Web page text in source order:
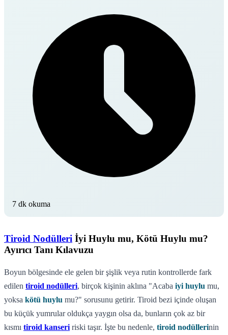
7 dk okuma
Tiroid Nodülleri İyi Huylu mu, Kötü Huylu mu?
Ayırıcı Tanı Kılavuzu
Boyun bölgesinde ele gelen bir şişlik veya rutin kontrollerde fark
edilen tiroid nodülleri, birçok kişinin aklına "Acaba iyi huylu mu,
yoksa kötü huylu mu?" sorusunu getirir. Tiroid bezi içinde oluşan
bu küçük yumrular oldukça yaygın olsa da, bunların çok az bir
kısmı tiroid kanseri riski taşır. İşte bu nedenle, tiroid nodüllerinin